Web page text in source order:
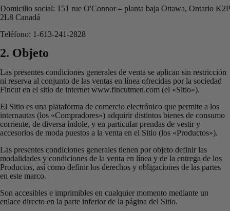
Domicilio social: 151 rue O'Connor – planta baja Ottawa, Ontario K2P
2L8 Canadá
Teléfono: 1-613-241-2828
2. Objeto
Las presentes condiciones generales de venta se aplican sin restricción
ni reserva al conjunto de las ventas en línea ofrecidas por la sociedad
Fincut en el sitio de internet www.fincutmen.com (el «Sitio»).
El Sitio es una plataforma de comercio electrónico que permite a los
internautas (los «Compradores») adquirir distintos bienes de consumo
corriente, de diversa índole, y en particular prendas de vestir y
accesorios de moda puestos a la venta en el Sitio (los «Productos»).
Las presentes condiciones generales tienen por objeto definir las
modalidades y condiciones de la venta en línea y de la entrega de los
Productos, así como definir los derechos y obligaciones de las partes
en este marco.
Son accesibles e imprimibles en cualquier momento mediante un
enlace directo en la parte inferior de la página del Sitio.